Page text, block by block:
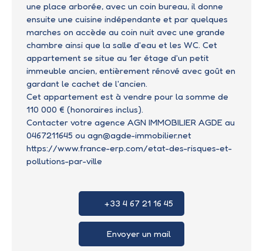
une place arborée, avec un coin bureau, il donne
ensuite une cuisine indépendante et par quelques
marches on accède au coin nuit avec une grande
chambre ainsi que la salle d'eau et les WC. Cet
appartement se situe au 1er étage d'un petit
immeuble ancien, entièrement rénové avec goût en
gardant le cachet de l'ancien.
Cet appartement est à vendre pour la somme de
110 000 € (honoraires inclus).
Contacter votre agence AGN IMMOBILIER AGDE au
0467211645 ou agn@agde-immobilier.net
https://www.france-erp.com/etat-des-risques-et-
pollutions-par-ville
+33 4 67 21 16 45
Envoyer un mail